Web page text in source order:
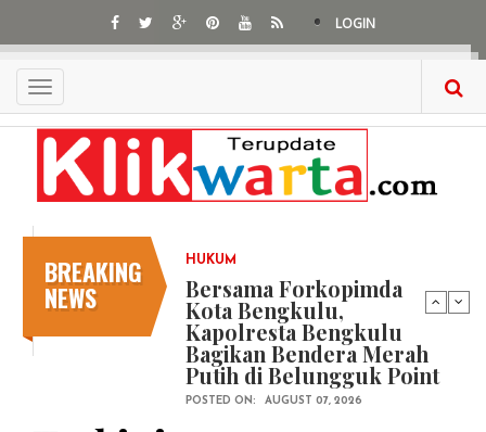
main
content
LOGIN
Toggle
navigation
BREAKING
NEWS
HUKUM
Bersama Forkopimda
Kota Bengkulu,
Kapolresta Bengkulu
Bagikan Bendera Merah
Putih di Belungguk Point
POSTED ON: AUGUST 07, 2026